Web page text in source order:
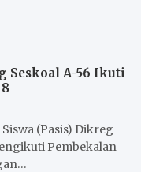
Seskoal A-56 Ikuti
(Pasis) Dikreg
Pembekalan